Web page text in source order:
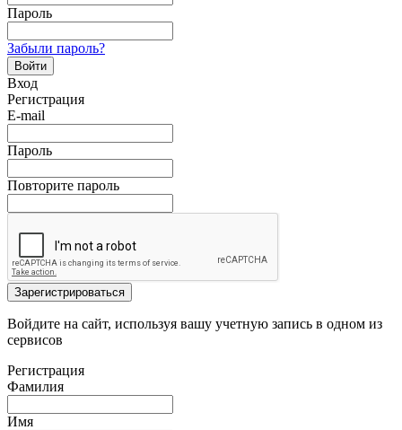
Пароль
Забыли пароль?
Войти
Вход
Регистрация
E-mail
Пароль
Повторите пароль
Зарегистрироваться
Войдите на сайт, используя вашу учетную запись в одном из
сервисов
Регистрация
Фамилия
Имя